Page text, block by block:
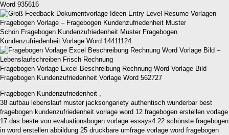
Word 935616
Schön Fragebogen Kundenzufriedenheit Muster Fragebogen
Kundenzufriedenheit Vorlage Word 14411124
Fragebogen Vorlage Excel Beschreibung Rechnung Word Vorlage Bild
Fragebogen Kundenzufriedenheit Vorlage Word 562727
Fragebogen Kundenzufriedenheit ,
38 aufbau lebenslauf muster jacksongariety authentisch wunderbar best
fragebogen kundenzufriedenheit vorlage word 12 fragebogen erstellen vorlage
17 das beste von evaluationsbogen vorlage essays4 22 schönste fragebogen
in word erstellen abbildung 25 druckbare umfrage vorlage word fragebogen